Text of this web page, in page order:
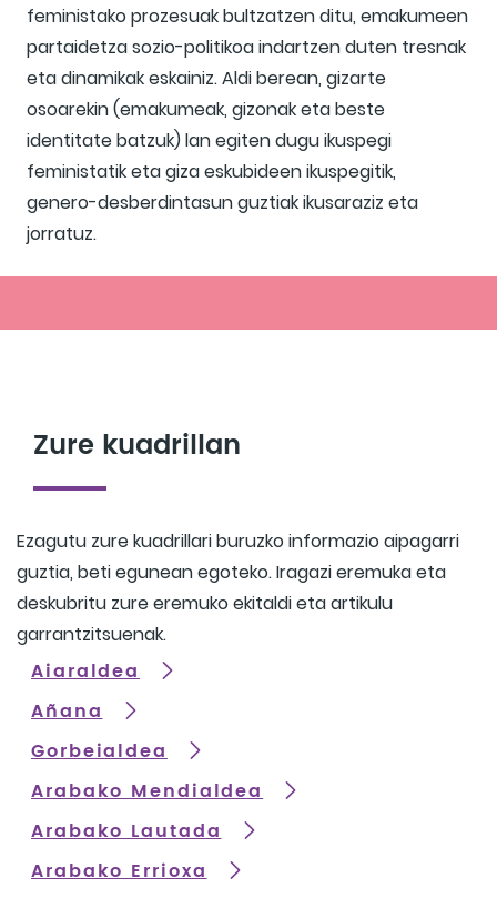
feministako prozesuak bultzatzen ditu, emakumeen
partaidetza sozio-politikoa indartzen duten tresnak
eta dinamikak eskainiz. Aldi berean, gizarte
osoarekin (emakumeak, gizonak eta beste
identitate batzuk) lan egiten dugu ikuspegi
feministatik eta giza eskubideen ikuspegitik,
genero-desberdintasun guztiak ikusaraziz eta
jorratuz.
Zure kuadrillan
Ezagutu zure kuadrillari buruzko informazio aipagarri
guztia, beti egunean egoteko. Iragazi eremuka eta
deskubritu zure eremuko ekitaldi eta artikulu
garrantzitsuenak.
Aiaraldea
Añana
Gorbeialdea
Arabako Mendialdea
Arabako Lautada
Arabako Errioxa